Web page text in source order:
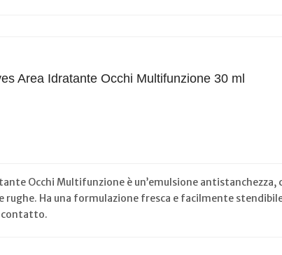
Area Idratante Occhi Multifunzione 30 ml
Occhi Multifunzione è un’emulsione antistanchezza,
rughe. Ha una formulazione fresca e facilmente
contatto.